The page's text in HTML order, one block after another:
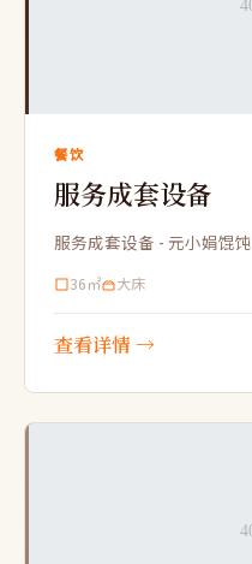
餐饮
服务成套设备
服务成套设备 - 元小娟馄饨
36㎡ 大床
查看详情 →